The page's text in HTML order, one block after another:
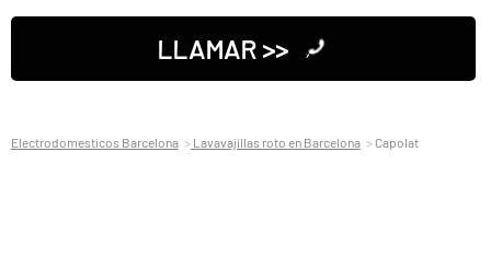
LLAMAR >>
Electrodomesticos Barcelona Lavavajillas roto en Barcelona Capolat